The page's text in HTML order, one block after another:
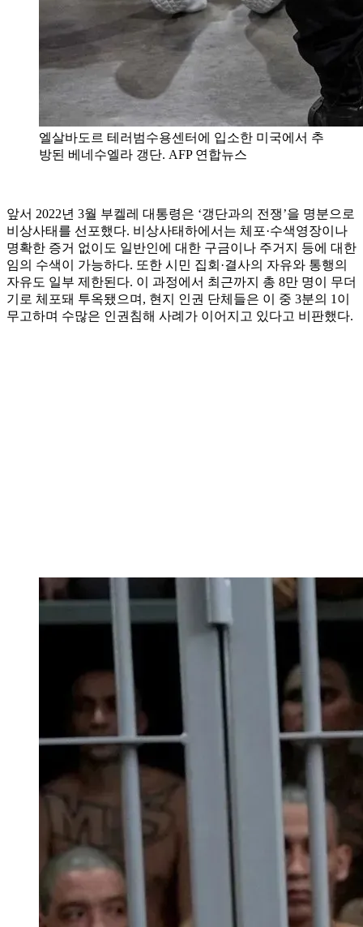
엘살바도르 테러범수용센터에 입소한 미국에서 추
방된 베네수엘라 갱단. AFP 연합뉴스
앞서 2022년 3월 부켈레 대통령은 ‘갱단과의 전쟁’을 명분으로
비상사태를 선포했다. 비상사태하에서는 체포·수색영장이나
명확한 증거 없이도 일반인에 대한 구금이나 주거지 등에 대한
임의 수색이 가능하다. 또한 시민 집회·결사의 자유와 통행의
자유도 일부 제한된다. 이 과정에서 최근까지 총 8만 명이 무더
기로 체포돼 투옥됐으며, 현지 인권 단체들은 이 중 3분의 1이
무고하며 수많은 인권침해 사례가 이어지고 있다고 비판했다.